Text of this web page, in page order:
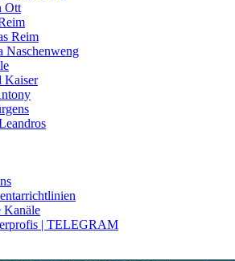
Ott
Reim
Naschenweng
Kaiser
Kanäle
| TELEGRAM